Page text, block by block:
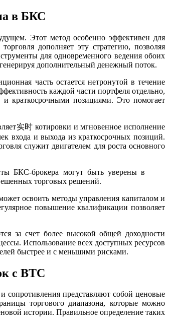
в БКС
Этот метод особенно эффективен для
дополняет эту стратегию, позволяя
для одновременного ведения обоих
дополнительный денежный поток.
часть остается нетронутой в течение
каждой части портфеля отдельно,
и краткосрочными позициями. Это помогает
实时 котировки и мгновенное исполнение
входа и выхода из краткосрочных позиций.
служит двигателем для роста основного
БКС-брокера могут быть уверены в
торговых решений.
освоить методы управления капиталом и
повышение квалификации позволяет
за счет более высокой общей доходности
Использование всех доступных ресурсов
быстрее и с меньшими рисками.
с BTC
сопротивления представляют собой ценовые
торгового диапазона, которые можно
истории. Правильное определение таких